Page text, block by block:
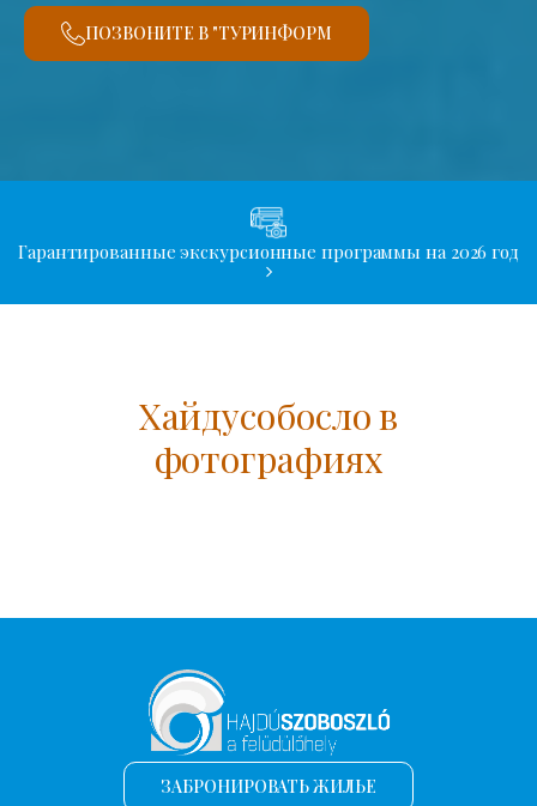
ПОЗВОНИТЕ В "ТУРИНФОРМ
Гарантированные экскурсионные программы на 2026 год
Хайдусобосло в
фотографиях
ЗАБРОНИРОВАТЬ ЖИЛЬЕ